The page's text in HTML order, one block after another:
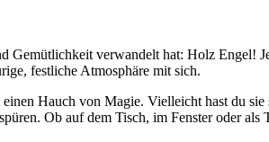
Gemütlichkeit ​verwandelt hat: Holz Engel!⁢
festliche Atmosphäre mit sich.
Hauch von Magie. Vielleicht ⁢hast du⁢
Ob auf ⁢dem Tisch, im Fenster oder als